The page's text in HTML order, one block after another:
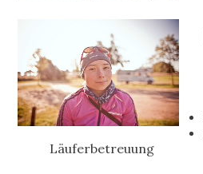
Läuferbetreuung